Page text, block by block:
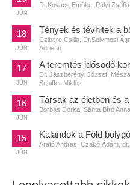
JÚN
Dr.Kovács Emőke, Pályi
18
JÚN
Tények és tévhitek a
Czibere Csilla, Dr.Solymosi
Adrienn
17
JÚN
A teremtés idősödő
Dr. Jászberényi József,
Schiffer Miklós
16
JÚN
Társak az életben és
Borbás Dorka, Sánta Bíró
15
JÚN
Kalandok a Föld
Arató András, Czakó Ádám,